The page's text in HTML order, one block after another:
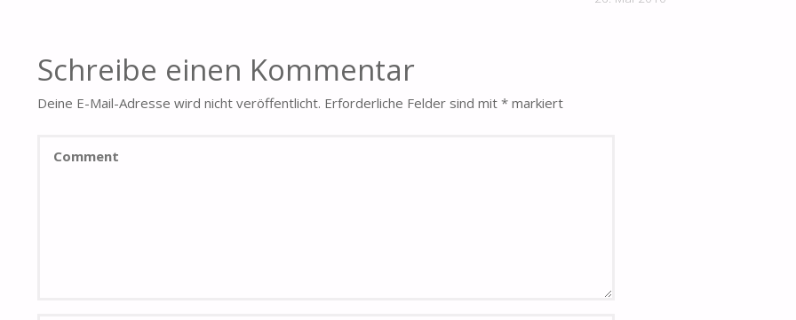
Schreibe einen Kommentar
Deine E-Mail-Adresse wird nicht veröffentlicht. Erforderliche Felder sind mit * markiert